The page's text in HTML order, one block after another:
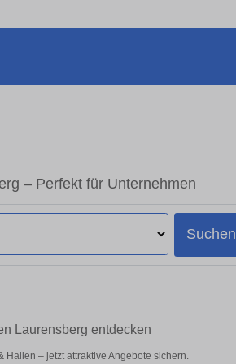
– Perfekt für Unternehmen
Suchen
Laurensberg entdecken
– jetzt attraktive Angebote sichern.